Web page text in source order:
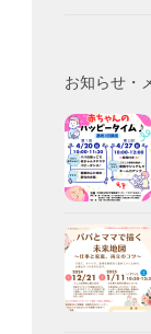
お知らせ・